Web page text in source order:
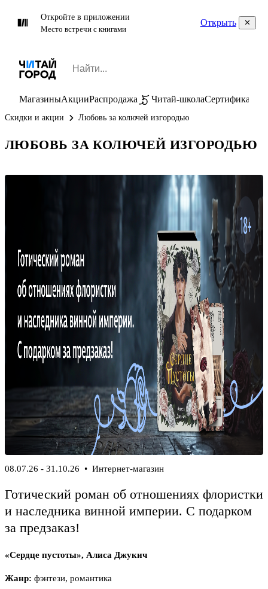
Откройте в приложении
Место встречи с книгами
Открыть
МагазиныАкцииРаспродажа Читай-школаСертификаты
Скидки и акции Любовь за колючей изгородью
ЛЮБОВЬ ЗА КОЛЮЧЕЙ ИЗГОРОДЬЮ
Реклама
08.07.26 - 31.10.26 • Интернет-магазин
Готический роман об отношениях флористки
и наследника винной империи. С подарком
за предзаказ!
«Сердце пустоты», Алиса Джукич
Жанр: фэнтези, романтика